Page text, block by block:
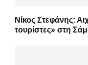
Νίκος Στεφάνης:
τουρίστες» στη